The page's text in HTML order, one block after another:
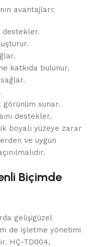
avantajları:
destekler.
katkıda bulunur.
sunar.
destekler.
boyalı yüzeye zarar
ve uygun
Biçimde
gelişigüzel
de işletme yönetimi
HÇ-TD004,